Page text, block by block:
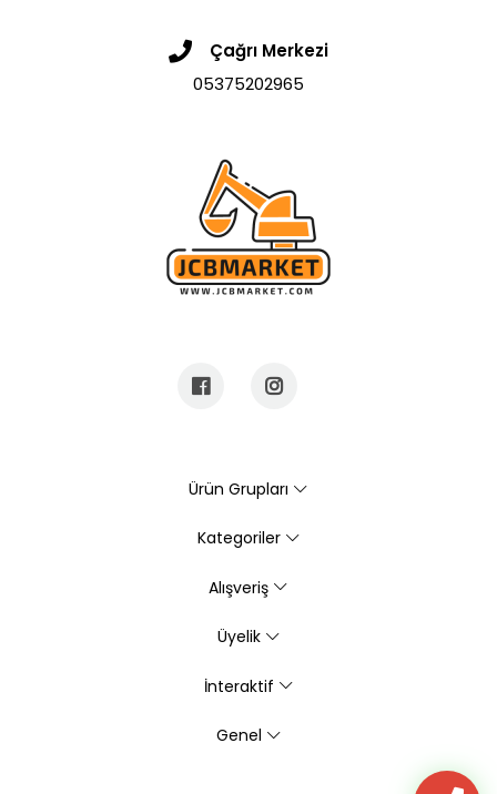
Çağrı Merkezi
05375202965
Ürün Grupları
Kategoriler
Alışveriş
Üyelik
İnteraktif
Genel